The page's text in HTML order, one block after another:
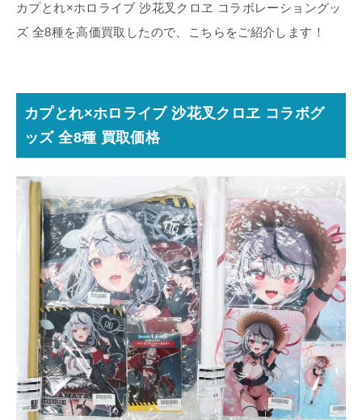
カプとれ×ホロライブ 沙花叉クロヱ コラボレーショングッ
ズ 全8種を高価買取したので、こちらをご紹介します！
カプとれ×ホロライブ 沙花叉クロヱ コラボグ
ッズ 全8種 買取価格